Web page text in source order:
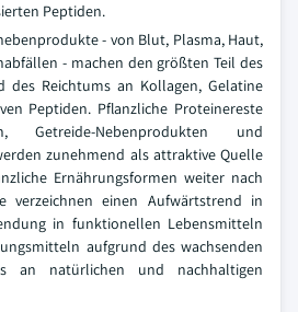
Peptiden.
- von Blut, Plasma, Haut,
- machen den größten Teil des
des Reichtums an Kollagen, Gelatine
Peptiden. Pflanzliche Proteinereste
Getreide-Nebenprodukten und
zunehmend als attraktive Quelle
Ernährungsformen weiter nach
verzeichnen einen Aufwärtstrend in
in funktionellen Lebensmitteln
aufgrund des wachsenden
an natürlichen und nachhaltigen